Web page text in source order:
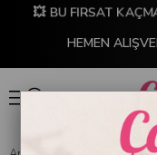
💥 BU FIRSAT
HEMEN